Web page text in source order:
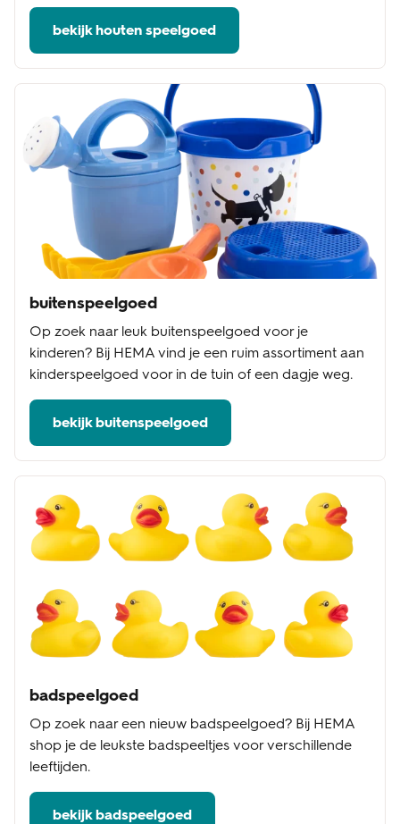
bekijk houten speelgoed
buitenspeelgoed
Op zoek naar leuk buitenspeelgoed voor je
kinderen? Bij HEMA vind je een ruim assortiment aan
kinderspeelgoed voor in de tuin of een dagje weg.
bekijk buitenspeelgoed
badspeelgoed
Op zoek naar een nieuw badspeelgoed? Bij HEMA
shop je de leukste badspeeltjes voor verschillende
leeftijden.
bekijk badspeelgoed